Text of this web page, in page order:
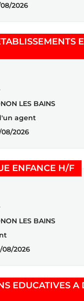
08/2026
LES BAINS
agent
08/2026
ENFANCE H/F
LES BAINS
08/2026
EDUCATIVES
fenêtre)